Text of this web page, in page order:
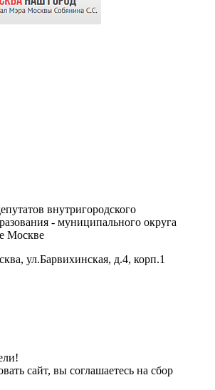
внутригородского
- муниципального округа
Москве
ул.Барвихинская, д.4, корп.1
сайт, вы соглашаетесь на сбор